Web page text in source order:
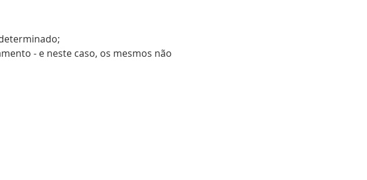
- e neste caso, os mesmos não